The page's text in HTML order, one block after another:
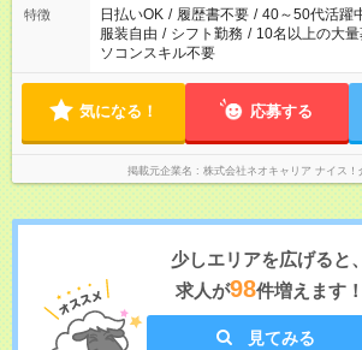
特徴 日払いOK / 履歴書不要 / 40～50代活躍
服装自由 / シフト勤務 / 10名以上の大
ソコンスキル不要
気になる！ 応募する
掲載元企業名 株式会社ネオキャリア ナイス！
少しエリアを広げると、
求人が98件増えます！
見てみる